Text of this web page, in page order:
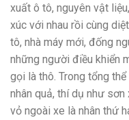
xuất ô tô, nguyên vật
xúc với nhau rồi cùng
tô, nhà máy mới, đống
những người điều khiển
gọi là thô. Trong tổng
nhân quả, thí dụ như
vỏ ngoài xe là nhân thứ